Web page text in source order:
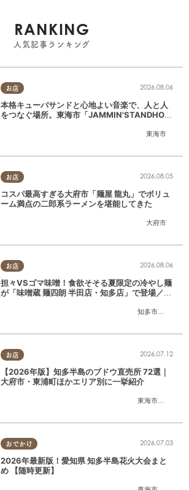
RANKING
人気記事ランキング
お店
東海市
2026.08.06
本格キューバサンドと心地よい音楽で、人と人
をつなぐ場所。東海市「JAMMIN'STANDHOU
お店
大府市
2026.08.05
コスパ最高すぎる大府市「麺屋 龍丸」でボリュ
ーム満点の二郎系ラーメンを堪能してきた
お店
知多市
,半田市
2026.08.06
担々VSゴマ味噌！食欲そそる夏限定の冷やし麺
が「味噌蔵 麺四朗 半田店・知多店」で登場／ち
お店
東海市
,大府市
2026.07.12
【2026年版】知多半島のブドウ直売所 72選｜
大府市・東浦町ほかエリア別に一挙紹介
おでかけ 2026.07.03
2026年最新版！愛知県 知多半島花火大会まと
め 【随時更新】